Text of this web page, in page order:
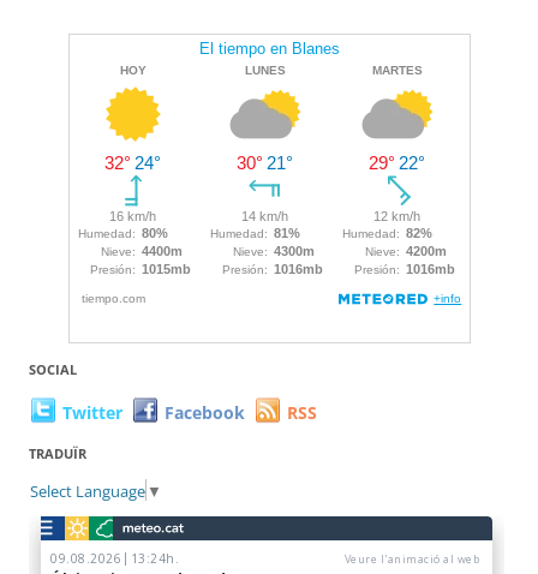
SOCIAL
Twitter Facebook RSS
TRADUÏR
Select Language ▼